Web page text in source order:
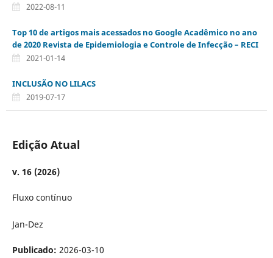
2022-08-11
Top 10 de artigos mais acessados no Google Acadêmico no ano
de 2020 Revista de Epidemiologia e Controle de Infecção – RECI
2021-01-14
INCLUSÃO NO LILACS
2019-07-17
Edição Atual
v. 16 (2026)
Fluxo contínuo
Jan-Dez
Publicado: 2026-03-10